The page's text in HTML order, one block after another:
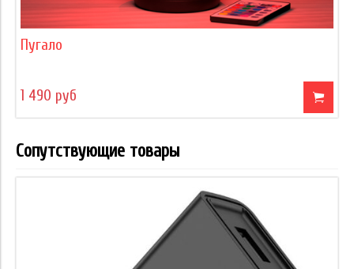
Пугало
1 490 руб
Сопутствующие товары